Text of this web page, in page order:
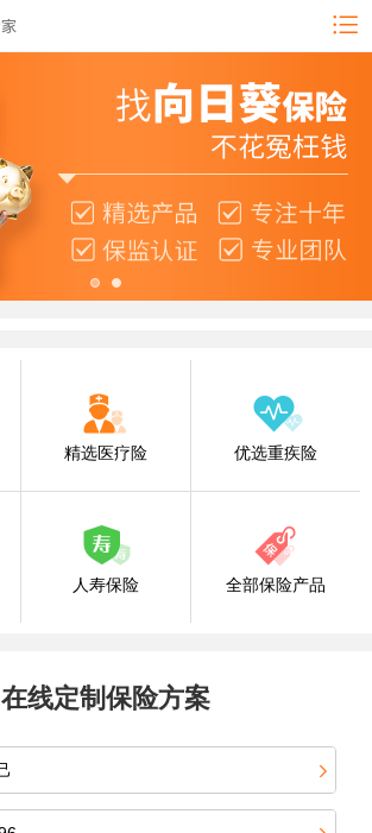
精选医疗险 优选重疾险
人寿保险 全部保险产品
在线定制保险方案